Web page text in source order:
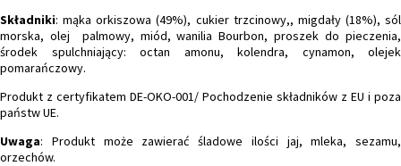
Składniki: mąka orkiszowa (49%), cukier trzcinowy,, migdały (18%), sól
morska, olej palmowy, miód, wanilia Bourbon, proszek do pieczenia,
środek spulchniający: octan amonu, kolendra, cynamon, olejek
pomarańczowy.
Produkt z certyfikatem DE-OKO-001/ Pochodzenie składników z EU i poza
państw UE.
Uwaga: Produkt może zawierać śladowe ilości jaj, mleka, sezamu,
orzechów.